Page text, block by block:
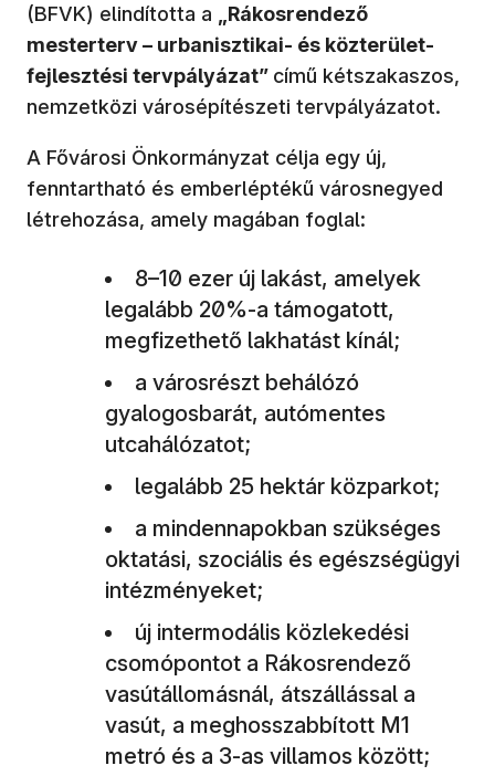
(BFVK) elindította a
„Rákosrendező
mesterterv – urbanisztikai- és közterület-
fejlesztési tervpályázat” című kétszakaszos,
nemzetközi városépítészeti tervpályázatot.
A Fővárosi Önkormányzat célja egy új,
fenntartható és emberléptékű városnegyed
létrehozása, amely magában foglal:
8–10 ezer új lakást, amelyek
legalább 20%-a támogatott,
megfizethető lakhatást kínál;
a városrészt behálózó
gyalogosbarát, autómentes
utcahálózatot;
legalább 25 hektár közparkot;
a mindennapokban szükséges
oktatási, szociális és egészségügyi
intézményeket;
új intermodális közlekedési
csomópontot a Rákosrendező
vasútállomásnál, átszállással a
vasút, a meghosszabbított M1
metró és a 3-as villamos között;